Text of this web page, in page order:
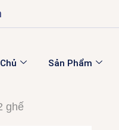
Sản Phẩm
ghế